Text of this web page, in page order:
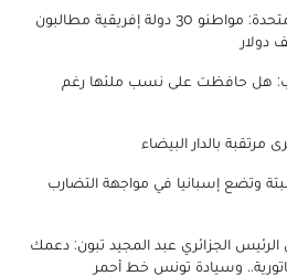
تأشيرة الدخول للولايات المتحدة: مواطنو 30 دولة إفريقية مطالبون
هل حافظت على نسب ملئها رغم
بالدار البيضاء
وتضع إسبانيا في مواجهة التضارب
الجزائري عبد المجيد تبون: دعمك
وسيادة تونس خط أحمر